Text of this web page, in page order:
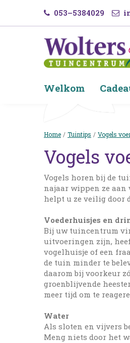
content
Home Tuintips Vogels
053–5384029
Welkom
Vogels
Vogels horen bij de
najaar wippen ze aan
helpt u ze veilig door
Voederhuisjes en
Bij uw tuincentrum
uitvoeringen zijn,
vogelhuisje of een
de tuin minder te
daarom bij voorkeur
groenblijvende
meer tijd om te
Water
Als sloten en vijvers
Meng niets door het